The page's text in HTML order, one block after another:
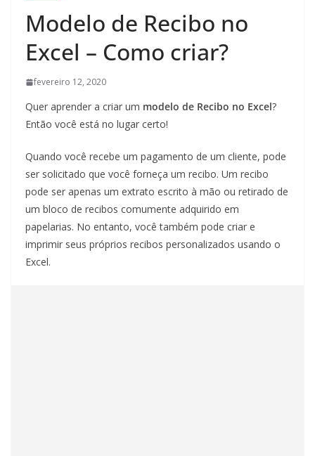
Modelo de Recibo no
Excel – Como criar?
fevereiro 12, 2020
Quer aprender a criar um modelo de Recibo no Excel?
Então você está no lugar certo!
Quando você recebe um pagamento de um cliente, pode
ser solicitado que você forneça um recibo. Um recibo
pode ser apenas um extrato escrito à mão ou retirado de
um bloco de recibos comumente adquirido em
papelarias. No entanto, você também pode criar e
imprimir seus próprios recibos personalizados usando o
Excel.